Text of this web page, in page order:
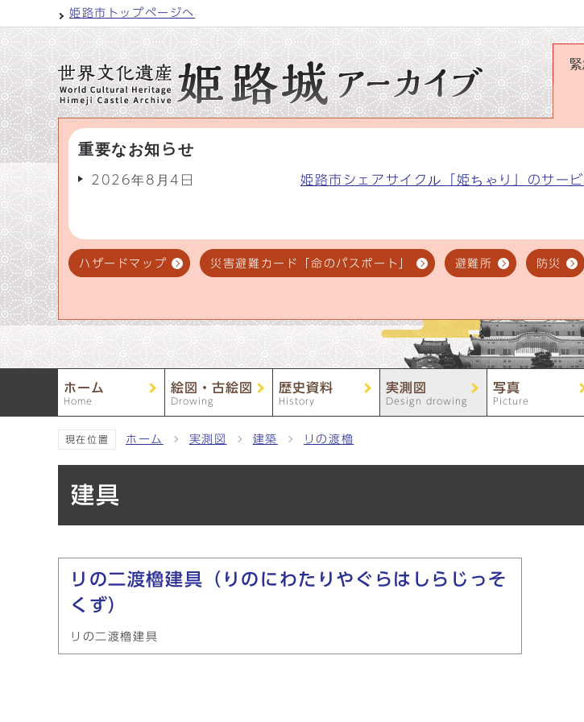
姫路市トップページへ
重要なお知らせ
2026年8月4日 姫路市シェアサイクル「姫ちゃり」のサー
ハザードマップ 災害避難カード「命のパスポート」 避難所 防災
ホーム
Home
絵図・古絵図
Drowing
歴史資料
History
実測図
Design drowing
写真
Picture
現在位置 ホーム 実測図 建築 リの渡櫓
建具
メインメニュー
リの二渡櫓建具（りのにわたりやぐらはしらじっそ
くず）
リの二渡櫓建具